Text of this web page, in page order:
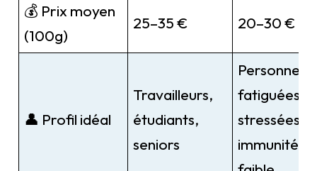
💰 Prix moyen
(100g)
25–35 € 20–30 €
👤 Profil idéal
Travailleurs,
étudiants,
seniors
Personnes
fatiguées,
stressées,
immunité